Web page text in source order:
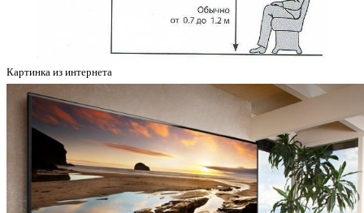
Картинка из интернета